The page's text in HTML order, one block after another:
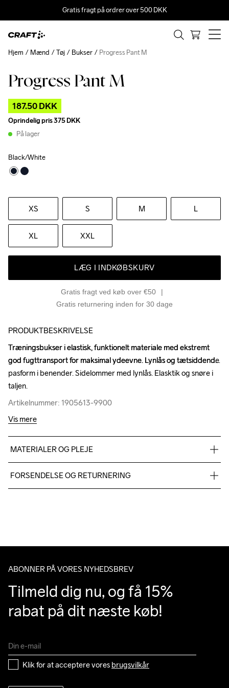
Gratis fragt på ordrer over 500 DKK
Progress Pant M
187.50 DKK
Oprindelig pris375 DKK
På lager
Black/White
XS S M L
XL XXL
LÆG I INDKØBSKURV
Gratis fragt ved køb over €50
Gratis returnering inden for 30 dage
Hjem Mænd Tøj Bukser Progress Pant M
Outlet
PRODUKTBESKRIVELSE
Træningsbukser i elastisk, funktionelt materiale med ekstremt
god fugttransport for maksimal ydeevne. Lynlås og tætsiddende
pasform i benender. Sidelommer med lynlås. Elasktik og snøre i
taljen.
Artikelnummer: 1905613-9900
Træningsbukser i elastisk, funktionelt materiale med ekstremt
god fugttransport for maksimal ydeevne. Lynlås og tætsiddende
pasform i benender. Sidelommer med lynlås. Elasktik og snøre i
taljen.
Artikelnummer: 1905613-9900
Vis mere
MATERIALER OG PLEJE
FORSENDELSE OG RETURNERING
ABONNER PÅ VORES NYHEDSBREV
Tilmeld dig nu, og få 15%
rabat på dit næste køb!
Klik for at acceptere vores brugsvilkår